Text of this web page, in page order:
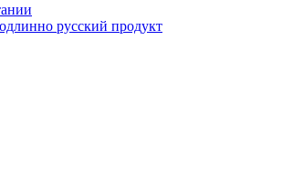
русский продукт